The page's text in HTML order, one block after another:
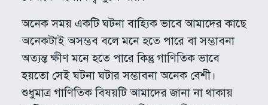
অনেক সময় একটি ঘটনা বাহ্যিক ভাবে আমাদের কাছে
অনেকটাই অসম্ভব বলে মনে হতে পারে বা সম্ভাবনা
অত্যন্ত ক্ষীণ মনে হতে পারে কিন্তু গাণিতিক ভাবে
হয়তো সেই ঘটনা ঘটার সম্ভাবনা অনেক বেশী।
শুধুমাত্র গাণিতিক বিষয়টি আমাদের জানা না থাকায়